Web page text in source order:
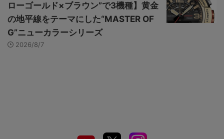
ローゴールド×ブラウン”で3機種】黄金
の地平線をテーマにした“MASTER OF
G”ニューカラーシリーズ
2026/8/7